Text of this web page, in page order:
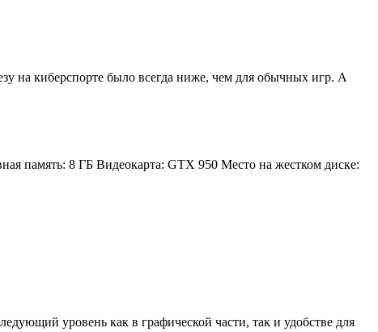
на киберспорте было всегда ниже, чем для обычных игр. А
память: 8 ГБ Видеокарта: GTX 950 Место на жестком диске:
уровень как в графической части, так и удобстве для